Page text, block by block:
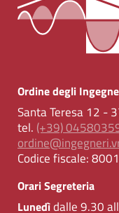
Ordine degli
Santa Teresa 12 -
tel. (+39)
Codice fiscale:
Orari Segreteria
Lunedìdalle 9.30